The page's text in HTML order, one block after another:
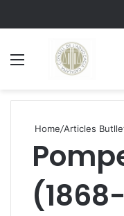
Home/Articles